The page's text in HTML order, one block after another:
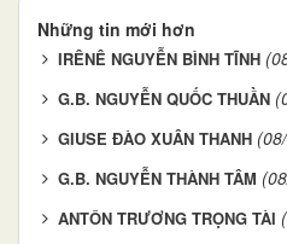
Những tin mới hơn
IRÊNÊ NGUYỄN BÌNH TĨNH
G.B. NGUYỄN QUỐC THUẦN
GIUSE ĐÀO XUÂN THANH
G.B. NGUYỄN THÀNH TÂM
ANTÔN TRƯƠNG TRỌNG TÀI